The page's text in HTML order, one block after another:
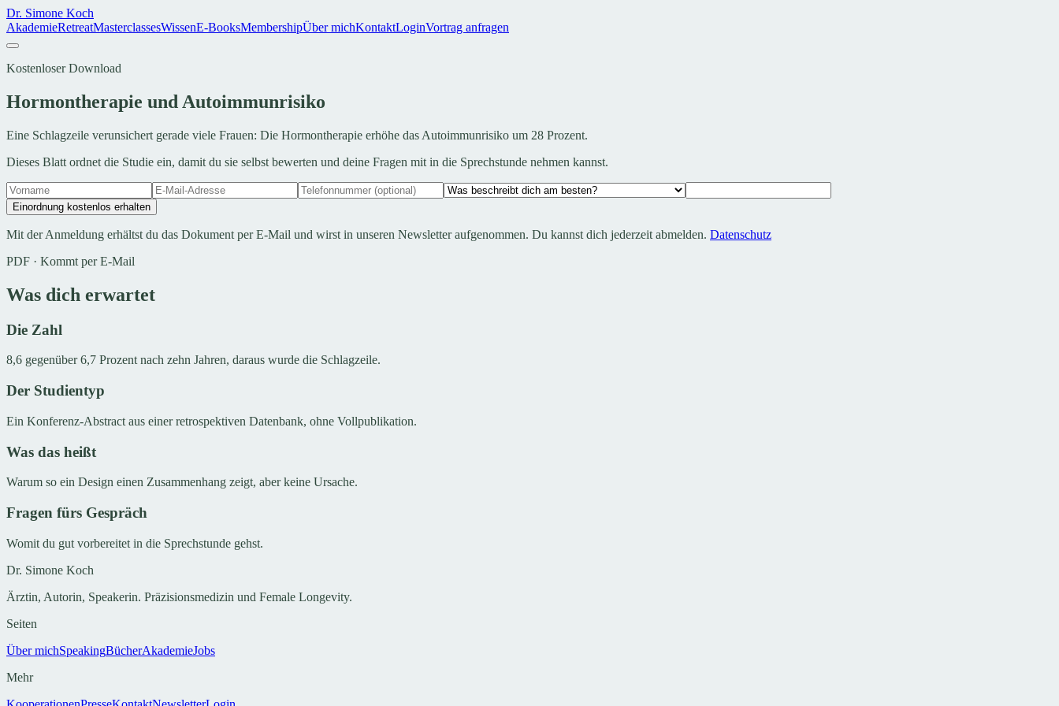
Dr. Simone Koch
AkademieRetreatMasterclassesWissenE-BooksMembershipÜber michKontaktLoginVortrag anfragen
Kostenloser Download
Hormontherapie und Autoimmunrisiko
Eine Schlagzeile verunsichert gerade viele Frauen: Die Hormontherapie erhöhe das Autoimmunrisiko um 28 Prozent.
Dieses Blatt ordnet die Studie ein, damit du sie selbst bewerten und deine Fragen mit in die Sprechstunde nehmen kannst.
Einordnung kostenlos erhalten
Mit der Anmeldung erhältst du das Dokument per E-Mail und wirst in unseren Newsletter aufgenommen. Du kannst dich jederzeit abmelden. Datenschutz
PDF · Kommt per E-Mail
Was dich erwartet
Die Zahl
8,6 gegenüber 6,7 Prozent nach zehn Jahren, daraus wurde die Schlagzeile.
Der Studientyp
Ein Konferenz-Abstract aus einer retrospektiven Datenbank, ohne Vollpublikation.
Was das heißt
Warum so ein Design einen Zusammenhang zeigt, aber keine Ursache.
Fragen fürs Gespräch
Womit du gut vorbereitet in die Sprechstunde gehst.
Dr. Simone Koch
Ärztin, Autorin, Speakerin. Präzisionsmedizin und Female Longevity.
Seiten
Über michSpeakingBücherAkademieJobs
Mehr